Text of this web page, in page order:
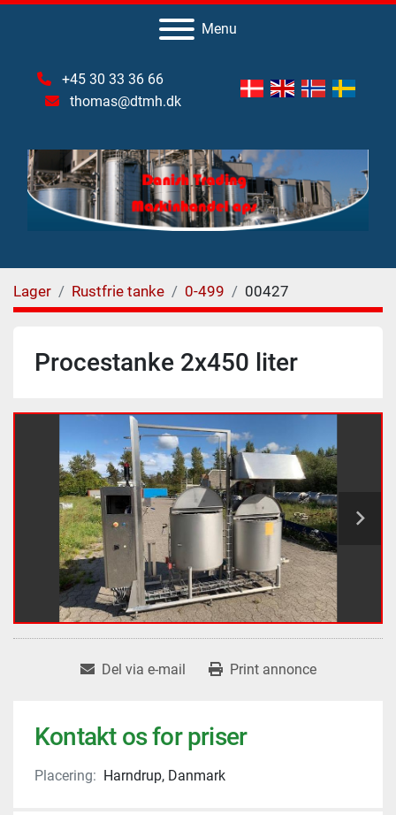
Menu
+45 30 33 36 66
thomas@dtmh.dk
Lager Rustfrie tanke 0-499 00427
Procestanke 2x450 liter
Del via e-mail Print annonce
Kontakt os for priser
Placering: Harndrup, Danmark